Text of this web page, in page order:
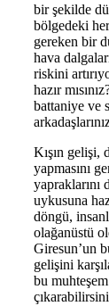
bir şekilde
bölgedeki
gereken bir
hava
riskini
hazır
battaniye ve
Kışın gelişi,
yapmasını
yapraklarını
uykusuna
döngü,
olağanüstü
Giresun’un
gelişini
bu muhteşem